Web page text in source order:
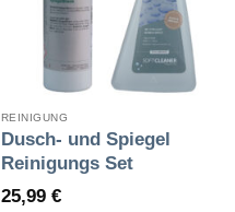
REINIGUNG
Dusch- und Spiegel
Reinigungs Set
25,99 €